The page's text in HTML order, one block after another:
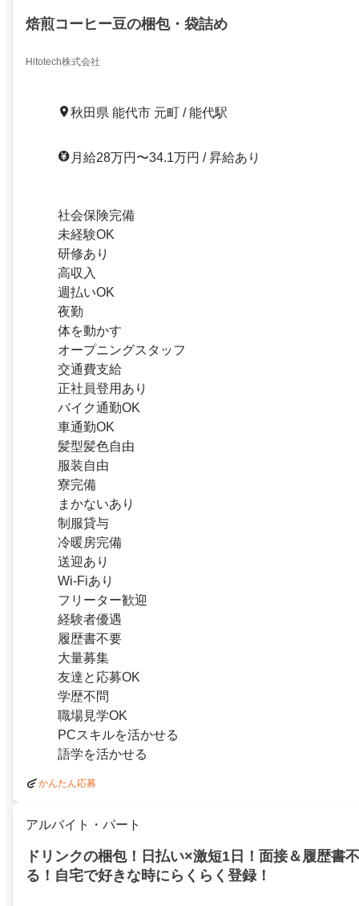
焙煎コーヒー豆の梱包・袋詰め
Hitotech株式会社
秋田県 能代市 元町 / 能代駅
月給28万円〜34.1万円 / 昇給あり
社会保険完備
未経験OK
研修あり
高収入
週払いOK
夜勤
体を動かす
オープニングスタッフ
交通費支給
正社員登用あり
バイク通勤OK
車通勤OK
髪型髪色自由
服装自由
寮完備
まかないあり
制服貸与
冷暖房完備
送迎あり
Wi-Fiあり
フリーター歓迎
経験者優遇
履歴書不要
大量募集
友達と応募OK
学歴不問
職場見学OK
PCスキルを活かせる
語学を活かせる
かんたん応募
アルバイト・パート
ドリンクの梱包！日払い×激短1日！面接＆履歴書
る！自宅で好きな時にらくらく登録！